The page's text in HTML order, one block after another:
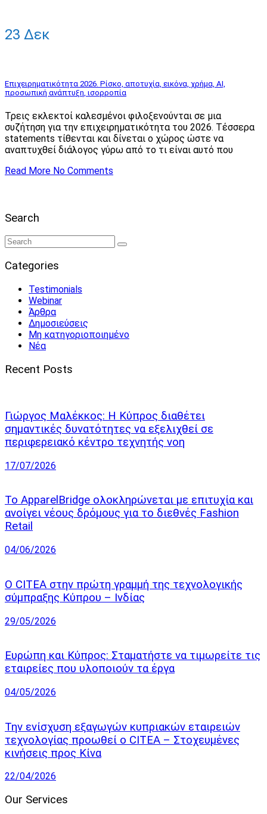
23 Δεκ
Eπιχειρηματικότητα 2026. Ρίσκο, αποτυχία, εικόνα, χρήμα, ΑΙ,
προσωπική ανάπτυξη, ισορροπία
Τρεις εκλεκτοί καλεσμένοι φιλοξενούνται σε μια
συζήτηση για την επιχειρηματικότητα του 2026. Τέσσερα
statements τίθενται και δίνεται ο χώρος ώστε να
αναπτυχθεί διάλογος γύρω από το τι είναι αυτό που
Read More No Comments
Search
Categories
Testimonials
Webinar
Άρθρα
Δημοσιεύσεις
Μη κατηγοριοποιημένο
Νέα
Recent Posts
Γιώργος Μαλέκκος: Η Κύπρος διαθέτει
σημαντικές δυνατότητες να εξελιχθεί σε
περιφερειακό κέντρο τεχνητής νοη
17/07/2026
Το ApparelBridge ολοκληρώνεται με επιτυχία και
ανοίγει νέους δρόμους για το διεθνές Fashion
Retail
04/06/2026
Ο CITEA στην πρώτη γραμμή της τεχνολογικής
σύμπραξης Κύπρου – Ινδίας
29/05/2026
Ευρώπη και Κύπρος: Σταματήστε να τιμωρείτε τις
εταιρείες που υλοποιούν τα έργα
04/05/2026
Την ενίσχυση εξαγωγών κυπριακών εταιρειών
τεχνολογίας προωθεί ο CITEA – Στοχευμένες
κινήσεις προς Κίνα
22/04/2026
Our Services